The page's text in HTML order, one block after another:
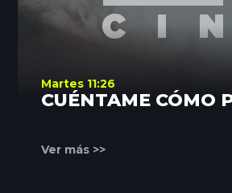
Martes 11:26
CUÉNTAME CÓMO
Ver más >>